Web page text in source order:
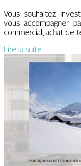
Vous souhaitez
vous accompagner
commercial, achat de
Lire la suite